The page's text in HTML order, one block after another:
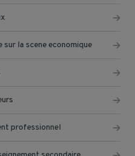
la scene economique
professionnel